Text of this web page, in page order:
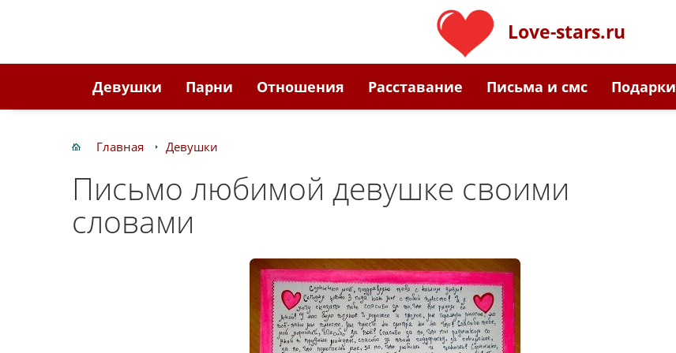
Love-stars.ru
Девушки Парни Отношения Расставание Письма и смс Подарки
Главная Девушки
Письмо любимой девушке своими
словами